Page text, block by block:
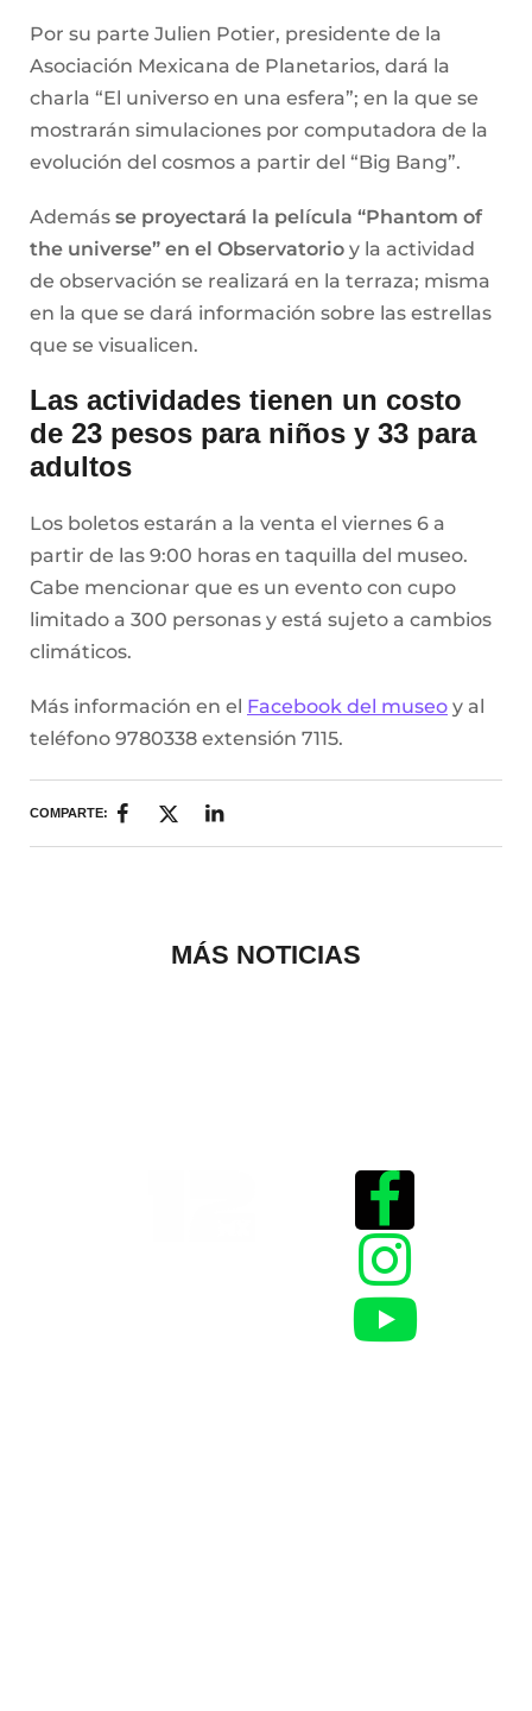
Por su parte Julien Potier, presidente de la
Asociación Mexicana de Planetarios, dará la
charla “El universo en una esfera”; en la que se
mostrarán simulaciones por computadora de la
evolución del cosmos a partir del “Big Bang”.
Además se proyectará la película “Phantom of
the universe” en el Observatorio y la actividad
de observación se realizará en la terraza; misma
en la que se dará información sobre las estrellas
que se visualicen.
Las actividades tienen un costo
de 23 pesos para niños y 33 para
adultos
Los boletos estarán a la venta el viernes 6 a
partir de las 9:00 horas en taquilla del museo.
Cabe mencionar que es un evento con cupo
limitado a 300 personas y está sujeto a cambios
climáticos.
Más información en el Facebook del museo y al
teléfono 9780338 extensión 7115.
COMPARTE:
MÁS NOTICIAS